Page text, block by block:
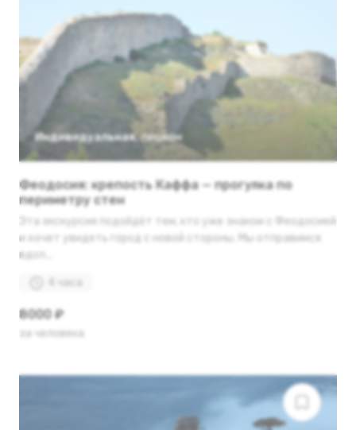
Индивидуальная пешком
Феодосия: крепость Каффа — прогулка по
периметру стен
Эта экскурсия подойдёт тем, кто уже знаком с Феодосией
и хочет увидеть город с новой стороны. Мы отправимся
вдол...
4 часа
8000 ₽
за человека